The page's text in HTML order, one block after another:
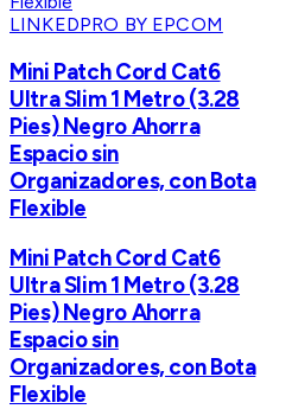
LINKEDPRO BY EPCOM
Mini Patch Cord Cat6
Ultra Slim 1 Metro (3.28
Pies) Negro Ahorra
Espacio sin
Organizadores, con Bota
Flexible
Mini Patch Cord Cat6
Ultra Slim 1 Metro (3.28
Pies) Negro Ahorra
Espacio sin
Organizadores, con Bota
Flexible